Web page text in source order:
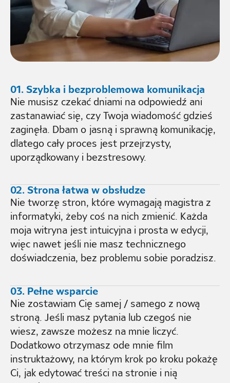
01. Szybka i bezproblemowa komunikacja
Nie musisz czekać dniami na odpowiedź ani
zastanawiać się, czy Twoja wiadomość gdzieś
zaginęła. Dbam o jasną i sprawną komunikację,
dlatego cały proces jest przejrzysty,
uporządkowany i bezstresowy.
02. Strona łatwa w obsłudze
Nie tworzę stron, które wymagają magistra z
informatyki, żeby coś na nich zmienić. Każda
moja witryna jest intuicyjna i prosta w edycji,
więc nawet jeśli nie masz technicznego
doświadczenia, bez problemu sobie poradzisz.
03. Pełne wsparcie
Nie zostawiam Cię samej / samego z nową
stroną. Jeśli masz pytania lub czegoś nie
wiesz, zawsze możesz na mnie liczyć.
Dodatkowo otrzymasz ode mnie film
instruktażowy, na którym krok po kroku pokażę
Ci, jak edytować treści na stronie i nią